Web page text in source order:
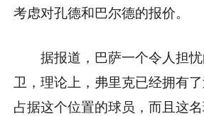
考虑对孔德和巴尔德的报价。
据报道，巴萨一个令人担
卫，理论上，弗里克已经拥有
占据这个位置的球员，而且这